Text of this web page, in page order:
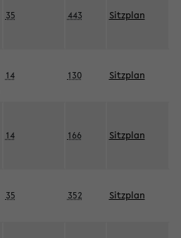
35 443 Sitzplan
14 130 Sitzplan
14 166 Sitzplan
35 352 Sitzplan